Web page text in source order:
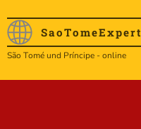
SaoTomeExpert
São Tomé und Príncipe - online